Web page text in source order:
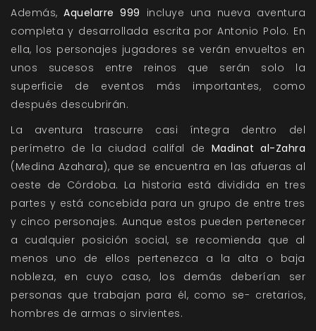
Además,Aquelarre 999 incluye una nueva aventura
completa y desarrollada escrita por Antonio Polo. En
ella, los personajes jugadores se verán envueltos en
unos sucesos entre reinos que serán solo la
superficie de eventos más importantes, como
después descubrirán.
La aventura trascurre casi íntegra dentro del
perímetro de la ciudad califal de Madinat al-Zahra
(Medina Azahara), que se encuentra en las afueras al
oeste de Córdoba. La historia está dividida en tres
partes y está concebida para un grupo de entre tres
y cinco personajes. Aunque estos pueden pertenecer
a cualquier posición social, se recomienda que al
menos uno de ellos pertenezca a la alta o baja
nobleza, en cuyo caso, los demás deberían ser
personas que trabajan para él, como se- cretarios,
hombres de armas o sirvientes.